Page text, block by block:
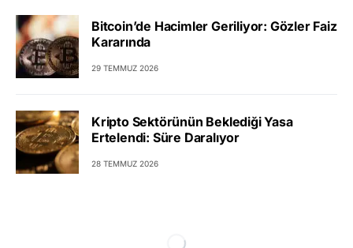
Bitcoin’de Hacimler Geriliyor: Gözler Faiz
Kararında
29 TEMMUZ 2026
Kripto Sektörünün Beklediği Yasa
Ertelendi: Süre Daralıyor
28 TEMMUZ 2026